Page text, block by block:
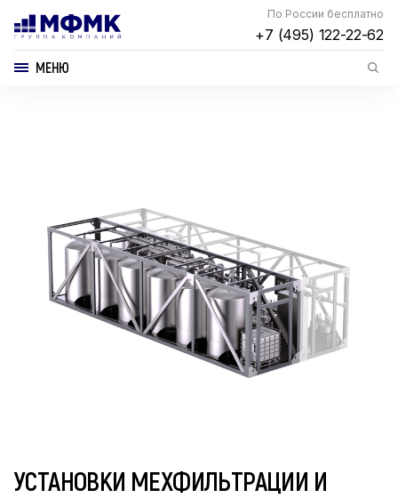
По России бесплатно
+7 (495) 122-22-62
МЕНЮ
УСТАНОВКИ МЕХФИЛЬТРАЦИИ И